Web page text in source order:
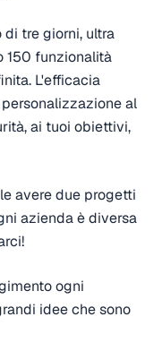
tre giorni, ultra
150 funzionalità
L'efficacia
al
ai tuoi obiettivi,
avere due progetti
azienda è diversa
ogni
idee che sono